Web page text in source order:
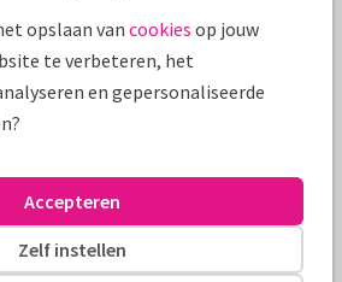
van een zonsondergang aan de
condoleance-, sterkte- of
zijn aanpasbaar.
opslaan van cookies op jouw
te verbeteren, het
en gepersonaliseerde
Zelf instellen
Accepteren